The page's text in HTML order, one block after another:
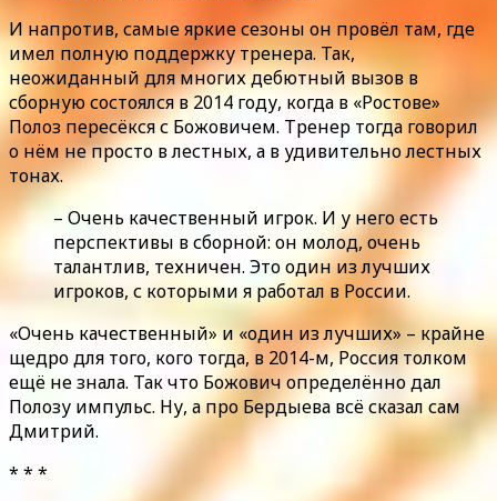
И напротив, самые яркие сезоны он провёл там, где
имел полную поддержку тренера. Так,
неожиданный для многих дебютный вызов в
сборную состоялся в 2014 году, когда в «Ростове»
Полоз пересёкся с Божовичем. Тренер тогда говорил
о нём не просто в лестных, а в удивительно лестных
тонах.
– Очень качественный игрок. И у него есть
перспективы в сборной: он молод, очень
талантлив, техничен. Это один из лучших
игроков, с которыми я работал в России.
«Очень качественный» и «один из лучших» – крайне
щедро для того, кого тогда, в 2014-м, Россия толком
ещё не знала. Так что Божович определённо дал
Полозу импульс. Ну, а про Бердыева всё сказал сам
Дмитрий.
* * *